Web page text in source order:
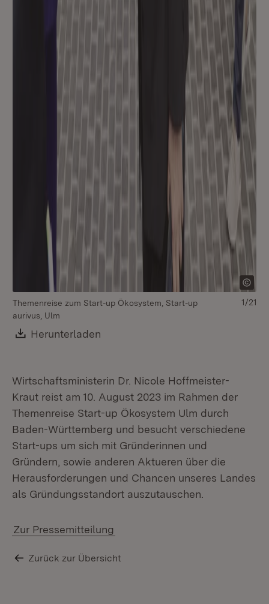
Themenreise zum Start-up Ökosystem, Start-up
aurivus, Ulm
Download:
Herunterladen
1/21
Wirtschaftsministerin Dr. Nicole Hoffmeister-
Kraut reist am 10. August 2023 im Rahmen der
Themenreise Start-up Ökosystem Ulm durch
Baden-Württemberg und besucht verschiedene
Start-ups um sich mit Gründerinnen und
Gründern, sowie anderen Aktueren über die
Herausforderungen und Chancen unseres Landes
als Gründungsstandort auszutauschen.
Zur Pressemitteilung
Zurück zur Übersicht